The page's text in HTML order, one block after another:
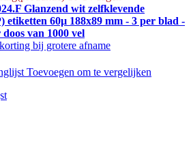
Glanzend wit zelfklevende
etiketten 60µ 188x89 mm - 3 per blad -
van 1000 vel
korting bij grotere afname
Toevoegen om te vergelijken